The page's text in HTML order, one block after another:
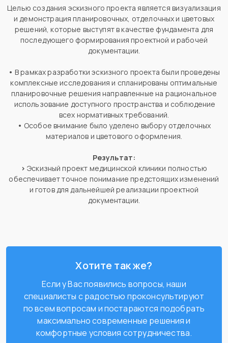
Целью создания эскизного проекта является визуализация
и демонстрация планировочных, отделочных и цветовых
решений, которые выступят в качестве фундамента для
последующего формирования проектной и рабочей
документации.
• В рамках разработки эскизного проекта были проведены
комплексные исследования и спланированы оптимальные
планировочные решения направленные на рациональное
использование доступного пространства и соблюдение
всех нормативных требований.
• Особое внимание было уделено выбору отделочных
материалов и цветового оформления.
Результат:
> Эскизный проект медицинской клиники полностью
обеспечивает точное понимание предстоящих изменений
и готов для дальнейшей реализации проектной
документации.
Хотите так же?
Если у Вас появились вопросы, наши
специалисты с радостью проконсультируют
по всем вопросам и постараются подобрать
максимально современные решения и
комфортные условия сотрудничества.